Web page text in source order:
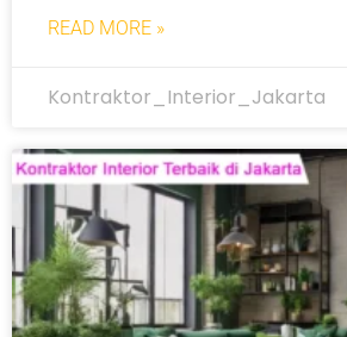
READ MORE »
Kontraktor_Interior_Jakarta